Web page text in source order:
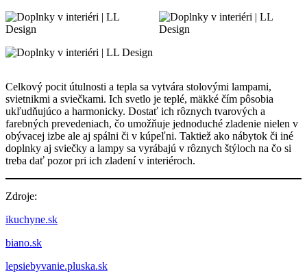
Celkový pocit útulnosti a tepla sa vytvára stolovými lampami,
svietnikmi a sviečkami. Ich svetlo je teplé, mäkké čím pôsobia
ukľudňujúco a harmonicky. Dostať ich rôznych tvarových a
farebných prevedeniach, čo umožňuje jednoduché zladenie nielen v
obývacej izbe ale aj spálni či v kúpeľni. Taktiež ako nábytok či iné
doplnky aj sviečky a lampy sa vyrábajú v rôznych štýloch na čo si
treba dať pozor pri ich zladení v interiéroch.
Zdroje:
ikuchyne.sk
biano.sk
lepsiebyvanie.pluska.sk